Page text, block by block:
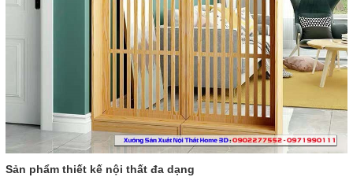
Sản phẩm thiết kế nội thất đa dạng